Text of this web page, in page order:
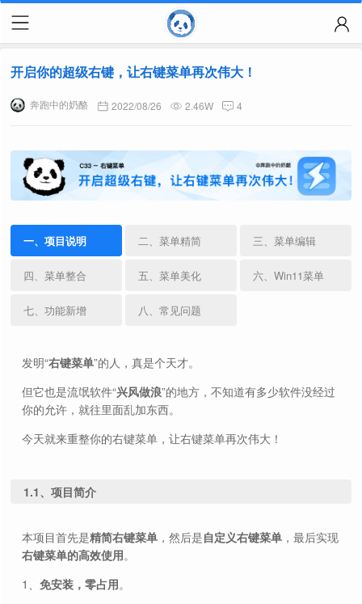
开启你的超级右键，让右键菜单再次伟大！
奔跑中的奶酪 2022/08/26 2.46W 4
一、项目说明 二、菜单精简 三、菜单编辑
四、菜单整合 五、菜单美化 六、Win11菜单
七、功能新增 八、常见问题
发明“右键菜单”的人，真是个天才。
但它也是流氓软件“兴风做浪”的地方，不知道有多少软件没经过
你的允许，就往里面乱加东西。
今天就来重整你的右键菜单，让右键菜单再次伟大！
1.1、项目简介
本项目首先是精简右键菜单 ，然后是自定义右键菜单 ，最后实现
右键菜单的高效使用。
1、 免安装，零占用。